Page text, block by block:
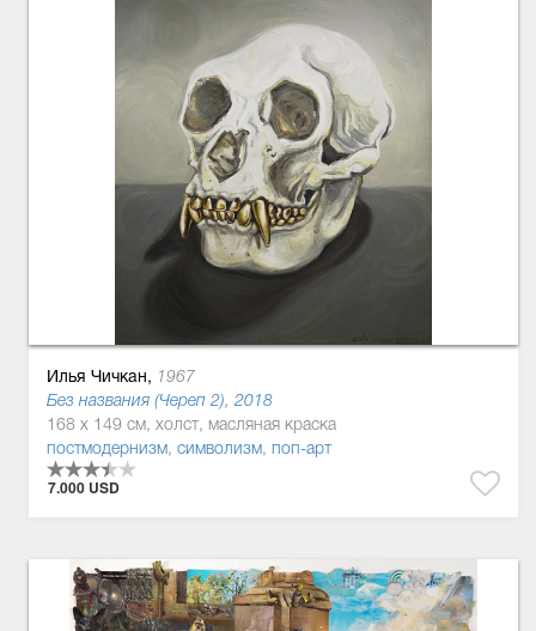
Илья Чичкан, 1967
Без названия (Череп 2), 2018
168 x 149 см, холст, масляная краска
постмодернизм, символизм, поп-арт
7.000 USD